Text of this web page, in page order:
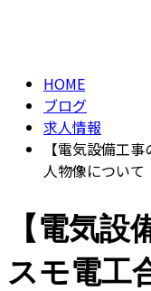
HOME
ブログ
求人情報
【電気設備工
人物像について
【電気
スモ電工